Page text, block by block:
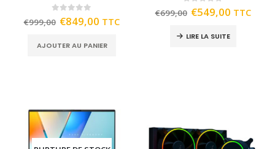
out of 5
€999,00 €849,00 TTC
AJOUTER AU PANIER
out of 5
€699,00 €549,00 TTC
LIRE LA SUITE